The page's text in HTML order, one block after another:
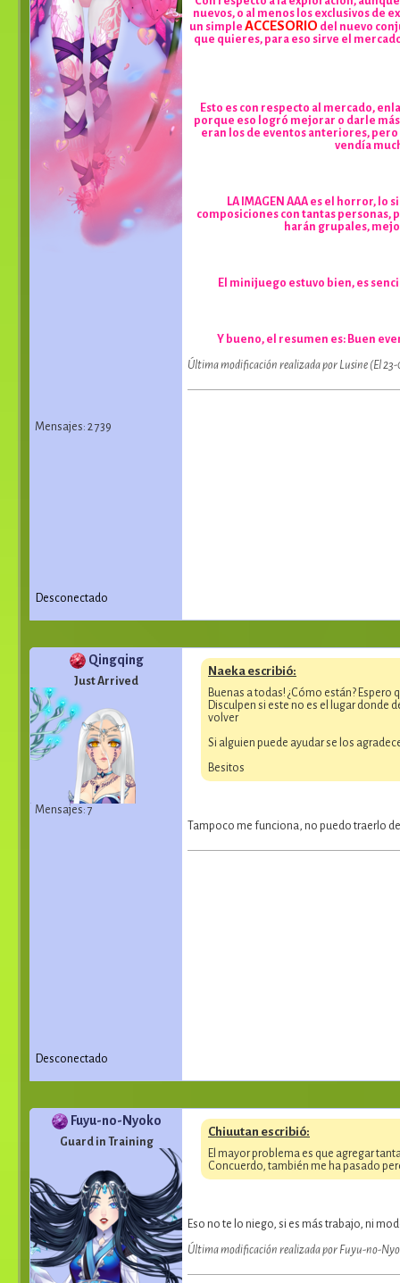
Mensajes: 2 739
nuevos, o al menos los exclusivos de
un simple ACCESORIO del nuevo
que quieres, para eso sirve el
Esto es con respecto al mercado,
porque eso logró mejorar o darle
eran los de eventos anteriores, pero
vendía
LA IMAGEN AAA es el horror,
composiciones con tantas
harán grupales,
El minijuego estuvo bien, es
Y bueno, el resumen es: Buen
Última modificación realizada por Lusine (El
Desconectado
Qingqing
Just Arrived
Mensajes: 7
Naeka escribió:
Buenas a todas! ¿Cómo están? Espero
Disculpen si este no es el lugar donde
volver
Si alguien puede ayudar se los
Besitos
Tampoco me funciona, no puedo traerlo
Desconectado
Fuyu-no-Nyoko
Guard in Training
Chiuutan escribió:
El mayor problema es que agregar
Concuerdo, también me ha pasado
Eso no te lo niego, si es más trabajo, ni
Última modificación realizada por Fuyu-no-